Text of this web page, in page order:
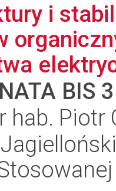
i
BIS 3
hab. Piotr